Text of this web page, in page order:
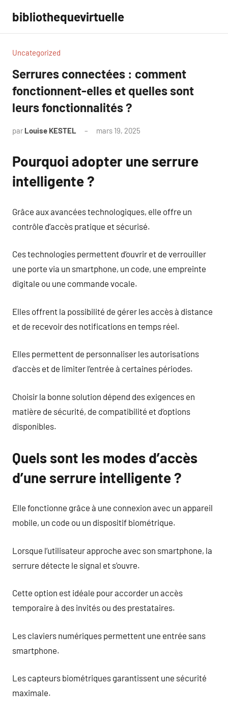
contenu
bibliothequevirtuelle
Uncategorized
Serrures connectées : comment
fonctionnent-elles et quelles sont
leurs fonctionnalités ?
par Louise KESTEL mars 19, 2025
Pourquoi adopter une serrure
intelligente ?
Grâce aux avancées technologiques, elle offre un
contrôle d’accès pratique et sécurisé.
Ces technologies permettent d’ouvrir et de verrouiller
une porte via un smartphone, un code, une empreinte
digitale ou une commande vocale.
Elles offrent la possibilité de gérer les accès à distance
et de recevoir des notifications en temps réel.
Elles permettent de personnaliser les autorisations
d’accès et de limiter l’entrée à certaines périodes.
Choisir la bonne solution dépend des exigences en
matière de sécurité, de compatibilité et d’options
disponibles.
Quels sont les modes d’accès
d’une serrure intelligente ?
Elle fonctionne grâce à une connexion avec un appareil
mobile, un code ou un dispositif biométrique.
Lorsque l’utilisateur approche avec son smartphone, la
serrure détecte le signal et s’ouvre.
Cette option est idéale pour accorder un accès
temporaire à des invités ou des prestataires.
Les claviers numériques permettent une entrée sans
smartphone.
Les capteurs biométriques garantissent une sécurité
maximale.